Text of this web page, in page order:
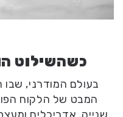
כשהשילוט
בעולם המודרני, שבו
המבט של הלקוח